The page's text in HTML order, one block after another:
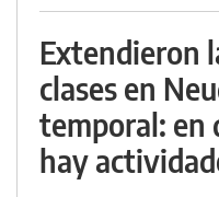
Extendieron
clases en
temporal: en
hay